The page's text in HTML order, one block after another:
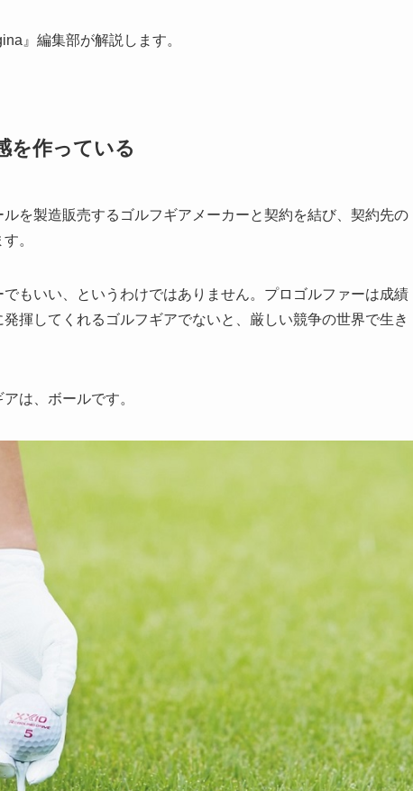
』編集部が解説します。
を作っている
を製造販売するゴルフギアメーカーと契約を結び、契約先の
。
もいい、というわけではありません。プロゴルファーは成績
揮してくれるゴルフギアでないと、厳しい競争の世界で生き
は、ボールです。